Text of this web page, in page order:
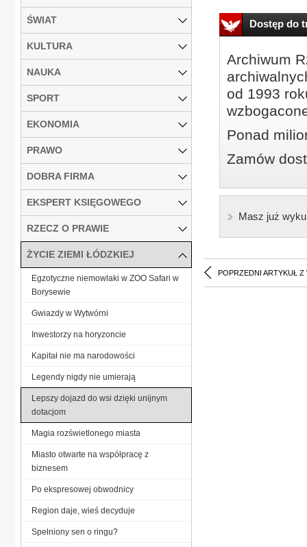
Dostęp do
Archiwum
od 1993
Ponad
Zamów
Masz już
POPRZEDNI ARTYKUŁ Z
ŚWIAT
KULTURA
NAUKA
SPORT
EKONOMIA
PRAWO
DOBRA FIRMA
EKSPERT KSIĘGOWEGO
RZECZ O PRAWIE
ŻYCIE ZIEMI ŁÓDZKIEJ
Egzotyczne niemowlaki w ZOO Safari w
Borysewie
Gwiazdy w Wytwórni
Inwestorzy na horyzoncie
Kapitał nie ma narodowości
Legendy nigdy nie umierają
Lepszy dojazd do wsi dzięki unijnym
dotacjom
Magia rozświetlonego miasta
Miasto otwarte na współpracę z
biznesem
Po ekspresowej obwodnicy
Region daje, wieś decyduje
Spełniony sen o ringu?